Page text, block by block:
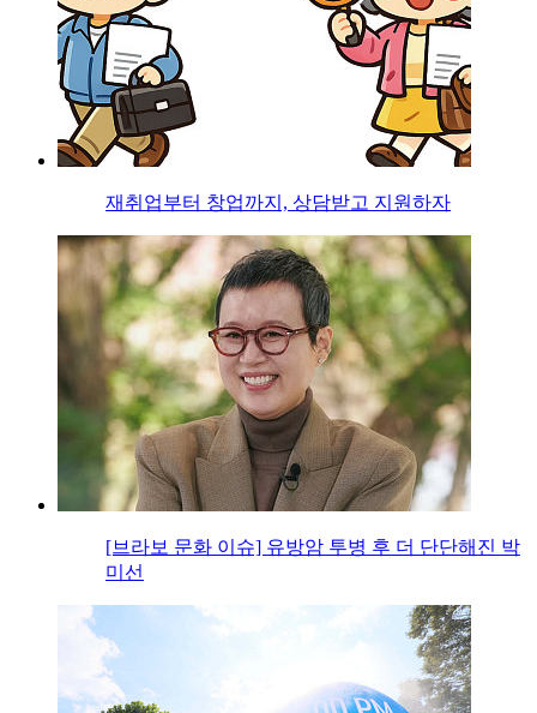
재취업부터 창업까지, 상담받고 지원하자
[브라보 문화 이슈] 유방암 투병 후 더 단단해진 박
미선